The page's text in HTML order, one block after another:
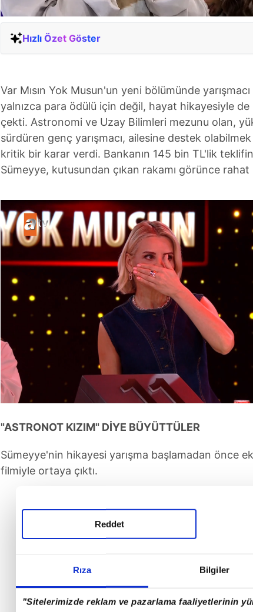
Rıza Bilgiler
"Sitelerimizde reklam ve pazarlama faaliyetlerinin
Reddet
Hızlı Özet Göster
Var Mısın Yok Musun'un yeni bölümünde
yalnızca para ödülü için değil, hayat hikayesiyle
çekti. Astronomi ve Uzay Bilimleri mezunu olan,
sürdüren genç yarışmacı, ailesine destek olabilmek
kritik bir karar verdi. Bankanın 145 bin TL'lik
Sümeyye, kutusundan çıkan rakamı görünce rahat
"ASTRONOT KIZIM" DİYE BÜYÜTTÜLER
Sümeyye'nin hikayesi yarışma başlamadan önce
filmiyle ortaya çıktı.